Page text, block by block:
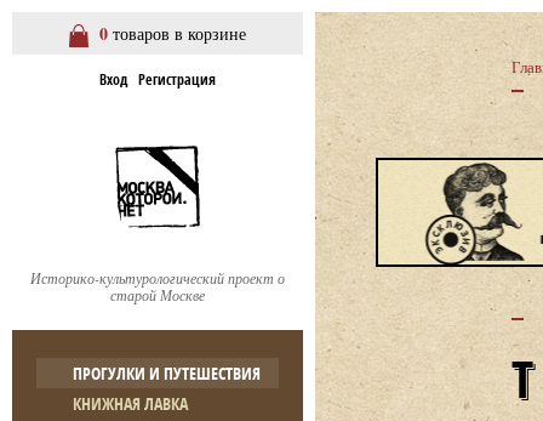
0 товаров в корзине
Вход Регистрация
Историко-культурологический проект о
старой Москве
ПРОГУЛКИ И ПУТЕШЕСТВИЯ
КНИЖНАЯ ЛАВКА